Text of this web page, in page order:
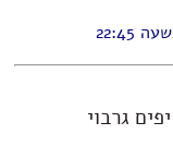
גרבוי